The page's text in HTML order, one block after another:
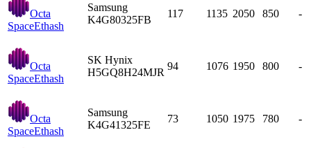
Octa
SpaceEthash
Samsung
K4G80325FB
117 1135 2050 850 -
Octa
SpaceEthash
SK Hynix
H5GQ8H24MJR
94 1076 1950 800 -
Octa
SpaceEthash
Samsung
K4G41325FE
73 1050 1975 780 -